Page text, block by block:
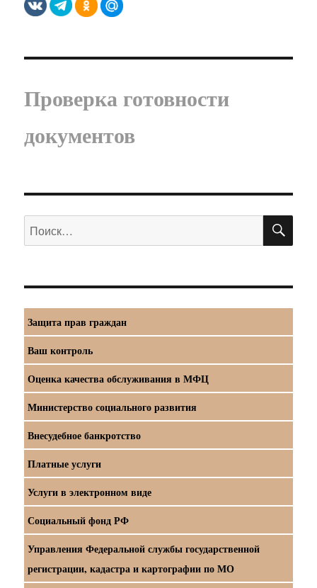
Проверка готовности
документов
Искать:
Защита прав граждан
Ваш контроль
Оценка качества обслуживания в МФЦ
Министерство социального развития
Внесудебное банкротство
Платные услуги
Услуги в электронном виде
Социальный фонд РФ
Управления Федеральной службы государственной
регистрации, кадастра и картографии по МО